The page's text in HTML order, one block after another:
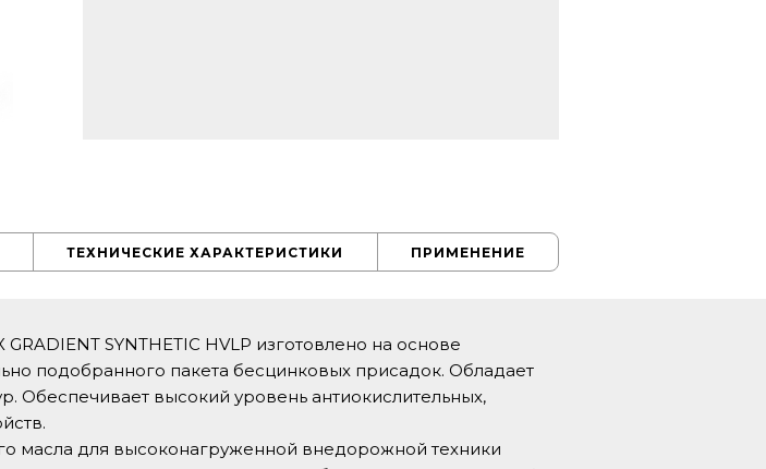
ТЕХНИЧЕСКИЕ ХАРАКТЕРИСТИКИ ПРИМЕНЕНИЕ
SYNTHETIC HVLP изготовлено на основе
подобранного пакета бесцинковых присадок. Обладает
Обеспечивает высокий уровень антиокислительных,
масла для высоконагруженной внедорожной техники